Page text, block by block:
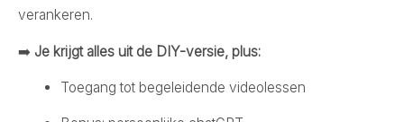
verankeren.
➡️ Je krijgt alles uit de DIY-versie, plus:
Toegang tot begeleidende videolessen